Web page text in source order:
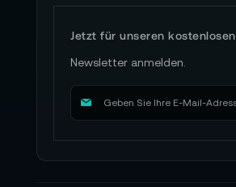
Jetzt für unseren kostenlosen
Newsletter anmelden.
M
d